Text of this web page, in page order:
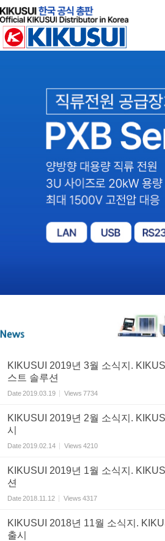
KIKUSUI 2019년 3월 소식지.
스트 솔루션
Date2019.03.19 Views 7734
KIKUSUI 2019년 2월 소식지.
시
Date2019.02.14 Views 4210
KIKUSUI 2019년 1월 소식지.
션
Date2018.11.12 Views 4317
KIKUSUI 2018년 11월 소식지.
출시
스케치
스케치